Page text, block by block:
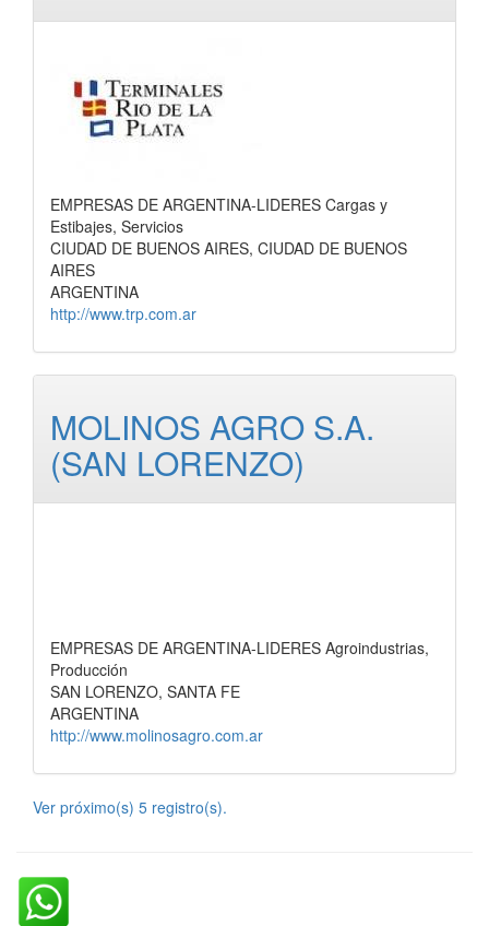
EMPRESAS DE ARGENTINA-LIDERES Cargas y
Estibajes, Servicios
CIUDAD DE BUENOS AIRES, CIUDAD DE BUENOS
AIRES
ARGENTINA
http://www.trp.com.ar
MOLINOS AGRO S.A.
(SAN LORENZO)
EMPRESAS DE ARGENTINA-LIDERES Agroindustrias,
Producción
SAN LORENZO, SANTA FE
ARGENTINA
http://www.molinosagro.com.ar
Ver próximo(s) 5 registro(s).